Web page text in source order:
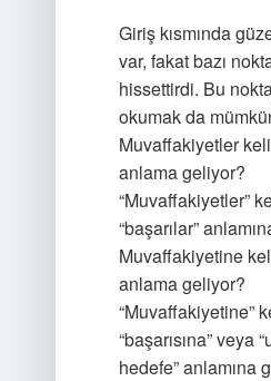
Giriş kısmında
var, fakat bazı
hissettirdi. Bu
okumak da
Muvaffakiyetler
anlama geliyor?
“Muvaffakiyetler”
“başarılar”
Muvaffakiyetine
anlama geliyor?
“Muvaffakiyetine”
“başarısına” veya
hedefe” anlamına